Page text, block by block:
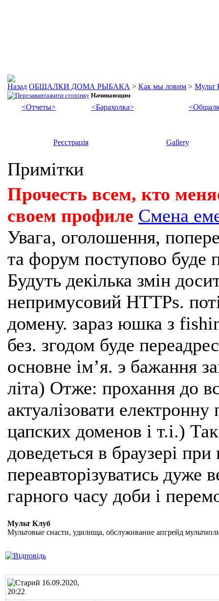
ОБЩАЛКИ ДОМА РЫБАКА > Как мы ловим > Мульт
Начинающим
<Отчеты> <Барахолка>
Реєстрація Gallery
Примітки
Прочесть всем, кто
своем профиле Смена
Увага, оголошення,
та форум поступово буде
Будуть декілька змін
непримусовий HTTPs.
домену. зараз юшка з
без. згодом буде
основне імʼя. э бажання
літа) Отже: прохання до
актуалізовати
цапских доменов і т.і.)
доведеться в браузері
переавторізуватись
гарного часу доби і
Мульт Клуб
Мультовые снасти, удилища, обслуживание апгрейд
16.09.2020,
20:22